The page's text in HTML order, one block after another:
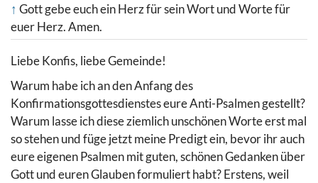
↑ Gott gebe euch ein Herz für sein Wort und Worte für
euer Herz. Amen.
Liebe Konfis, liebe Gemeinde!
Warum habe ich an den Anfang des
Konfirmationsgottesdienstes eure Anti-Psalmen gestellt?
Warum lasse ich diese ziemlich unschönen Worte erst mal
so stehen und füge jetzt meine Predigt ein, bevor ihr auch
eure eigenen Psalmen mit guten, schönen Gedanken über
Gott und euren Glauben formuliert habt? Erstens, weil